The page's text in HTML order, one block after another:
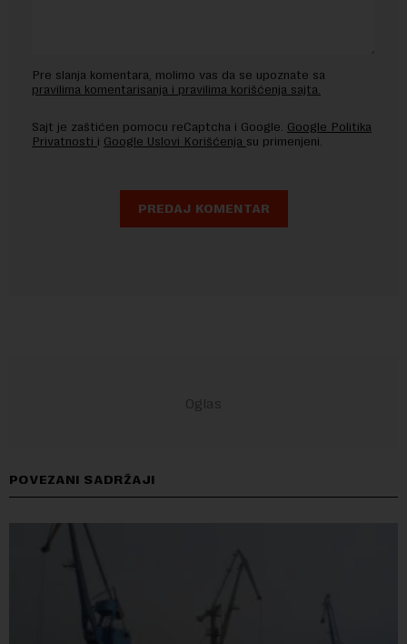
Pre slanja komentara, molimo vas da se upoznate sa
pravilima komentarisanja i pravilima korišćenja sajta.
Sajt je zaštićen pomocu reCaptcha i Google. Google Politika
Privatnosti i Google Uslovi Korišćenja su primenjeni.
POVEZANI SADRŽAJI